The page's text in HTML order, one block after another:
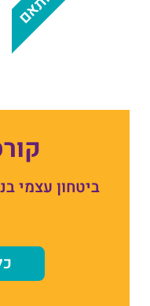
ביטחון עצמי